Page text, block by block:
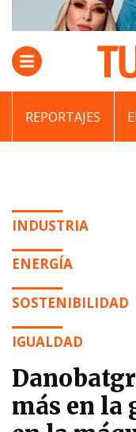
REPORTAJES
INDUSTRIA
ENERGÍA
SOSTENIBILIDAD
IGUALDAD
más en la